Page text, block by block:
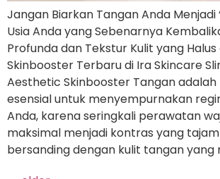
Jangan Biarkan Tangan Anda Menjadi
Usia Anda yang Sebenarnya
Profunda dan Tekstur Kulit yang
Skinbooster Terbaru di Ira Skincare
Aesthetic Skinbooster Tangan
esensial untuk menyempurnakan
Anda, karena seringkali perawatan
maksimal menjadi kontras yang
bersanding dengan kulit tangan yang